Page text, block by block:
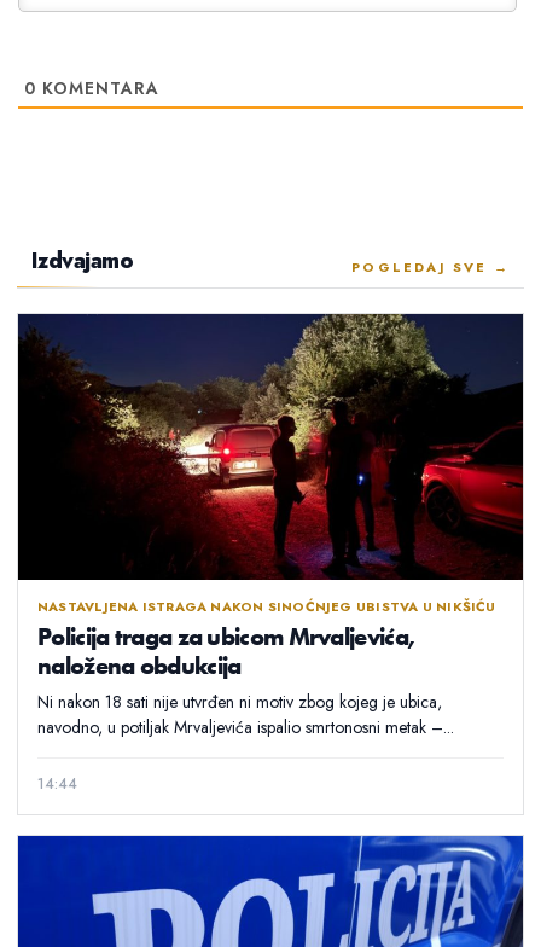
0 KOMENTARA
Izdvajamo POGLEDAJ SVE →
NASTAVLJENA ISTRAGA NAKON SINOĆNJEG UBISTVA U NIKŠIĆU
Policija traga za ubicom Mrvaljevića,
naložena obdukcija
Ni nakon 18 sati nije utvrđen ni motiv zbog kojeg je ubica,
navodno, u potiljak Mrvaljevića ispalio smrtonosni metak –...
14:44